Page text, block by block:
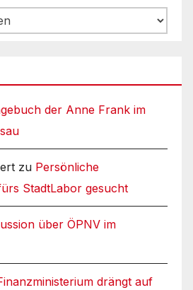
der Anne Frank im
zu Persönliche
StadtLabor gesucht
über ÖPNV im
drängt auf